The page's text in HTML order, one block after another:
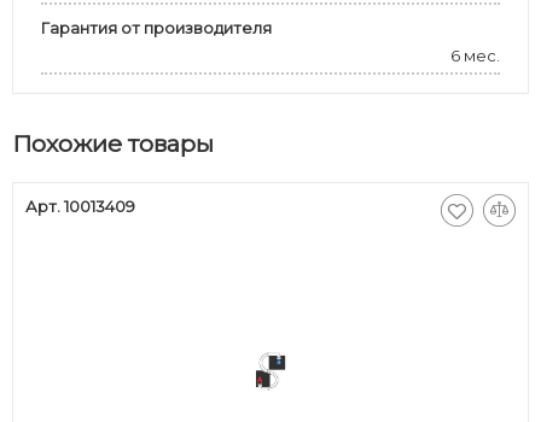
Гарантия от производителя
6 мес.
Похожие товары
Арт. 10013409